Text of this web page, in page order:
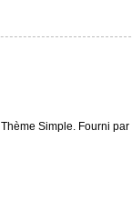
Thème Simple. Fourni par